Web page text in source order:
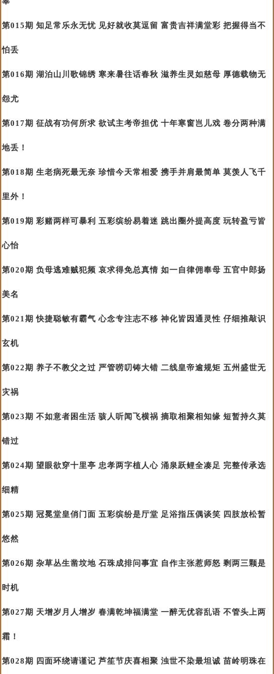
第015期 知足常乐永无忧 见好就收莫逗留 富贵吉祥满堂彩 把握得当不
怕丢
第016期 湖泊山川歌锦绣 寒来暑往话春秋 滋养生灵如慈母 厚德载物无
怨尤
第017期 征战有功何所求 欲试主考帝担优 十年寒窗岂儿戏 卷分两种满
地丢！
第018期 生老病死最无奈 珍惜今天常相爱 携手并肩最简单 莫羡人飞千
里外！
第019期 彩赌两样可暴利 五彩缤纷易着迷 跳出圈外提高度 玩转盈亏皆
心怡
第020期 负母逃难贼犯频 哀求得免总真情 如一自律佣奉母 五官中郎扬
美名
第021期 快捷聪敏有霸气 心念专注志不移 神化皆因通灵性 仔细推敲识
玄机
第022期 养子不教父之过 严管唠叨铸大错 二线皇帝逾规矩 五州盛世无
灾祸
第023期 不如意者困生活 骇人听闻飞横祸 摘取相聚相知缘 短暂持久莫
错过
第024期 望眼欲穿十里亭 忠孝两字植人心 涌泉跃鲤全凑足 完整传承选
细精
第025期 冠冕堂皇俏门面 五彩缤纷是厅堂 足浴指压偶谈笑 四肢放松暂
悠然
第026期 杂草丛生凿坟地 石珠成排问事宜 自作主张惹师怒 剩两三颗是
时机
第027期 天增岁月人增岁 春满乾坤福满堂 一醉无优容乱语 不管头上两
霜！
第028期 四面环绕请谨记 芦笙节庆喜相聚 浊世不染最坦诚 苗岭明珠在